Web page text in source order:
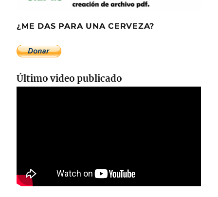
¿ME DAS PARA UNA CERVEZA?
Último video publicado